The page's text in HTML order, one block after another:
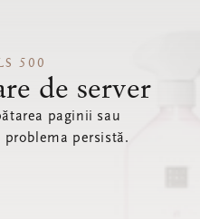
500
de server
paginii sau
problema persistă.